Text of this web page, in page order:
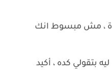
، مش مبسوط انك
بتقولي كده ، أكيد